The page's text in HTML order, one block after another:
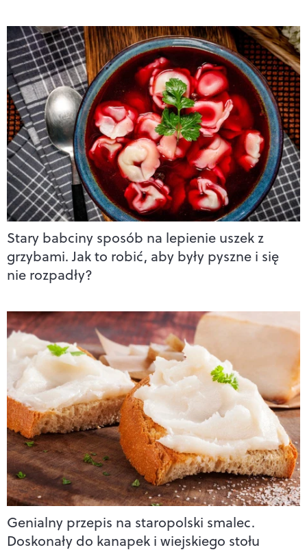
Stary babciny sposób na lepienie uszek z
grzybami. Jak to robić, aby były pyszne i się
nie rozpadły?
Genialny przepis na staropolski smalec.
Doskonały do kanapek i wiejskiego stołu